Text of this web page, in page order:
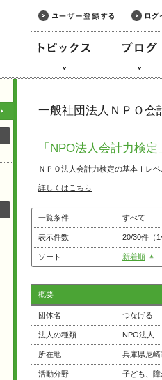
一般社団法人ＮＰＯ会
「NPO法人会計力検
ＮＰＯ法人会計力検定の基本Ⅰレ
詳しくはこちら
一覧条件 すべて
表示件数 20/30件（
ソート 新着順
概要
団体名 つなげる
法人の種類 NPO法人
所在地 兵庫県尼崎
活動分野
子ども、